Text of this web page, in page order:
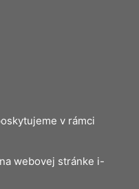
v rámci
webovej stránke i-